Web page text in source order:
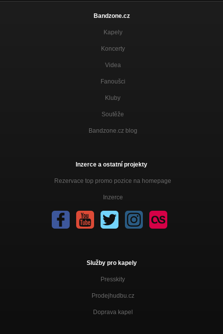
Bandzone.cz
Kapely
Koncerty
Videa
Fanoušci
Kluby
Soutěže
Bandzone.cz blog
Inzerce a ostatní projekty
Rezervace top promo pozice na homepage
Inzerce
Služby pro kapely
Presskity
Prodejhudbu.cz
Doprava kapel